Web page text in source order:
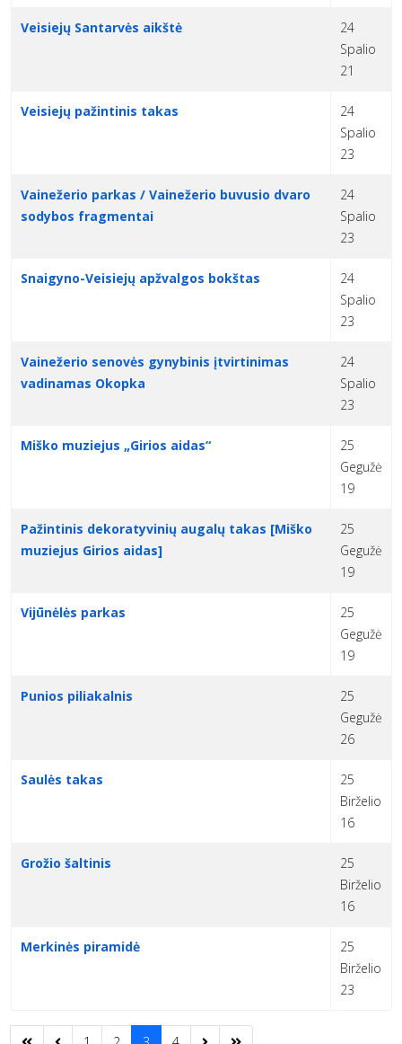
Veisiejų Santarvės aikštė
24
Spalio
21
Veisiejų pažintinis takas
24
Spalio
23
Vainežerio parkas / Vainežerio buvusio dvaro
sodybos fragmentai
24
Spalio
23
Snaigyno-Veisiejų apžvalgos bokštas
24
Spalio
23
Vainežerio senovės gynybinis įtvirtinimas
vadinamas Okopka
24
Spalio
23
Miško muziejus „Girios aidas“
25
Gegužė
19
Pažintinis dekoratyvinių augalų takas [Miško
muziejus Girios aidas]
25
Gegužė
19
Vijūnėlės parkas
25
Gegužė
19
Punios piliakalnis
25
Gegužė
26
Saulės takas
25
Birželio
16
Grožio šaltinis
25
Birželio
16
Merkinės piramidė
25
Birželio
23